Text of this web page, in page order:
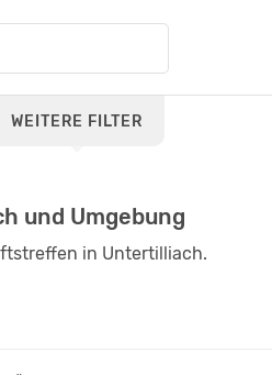
WEITERE FILTER
und Umgebung
in Untertilliach.